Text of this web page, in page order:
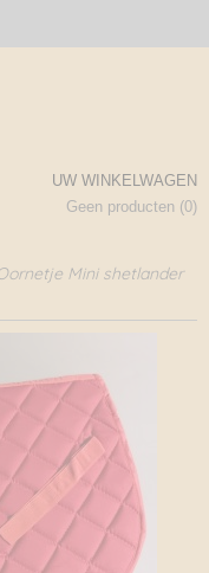
UW WINKELWAGEN
Geen producten (0)
Mini shetlander